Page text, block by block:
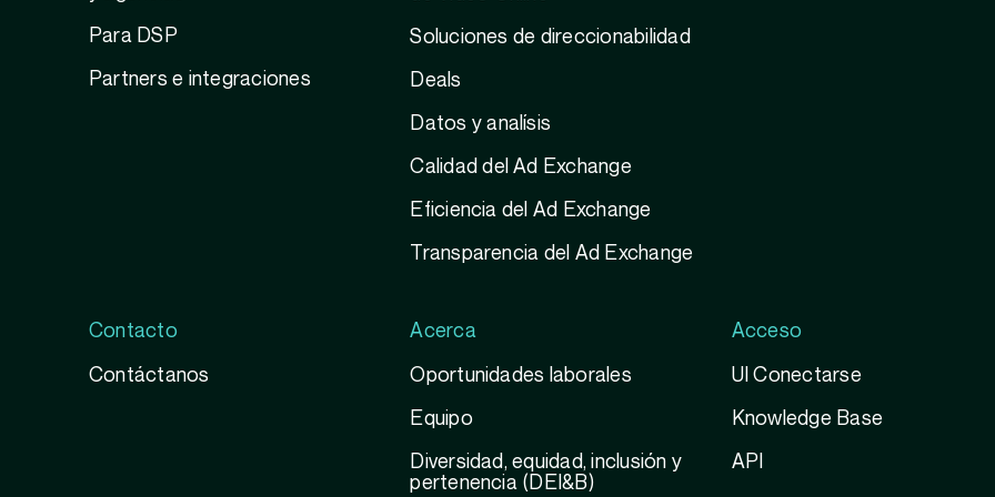
Para DSP
Partners e integraciones
Soluciones de direccionabilidad
Deals
Datos y analísis
Calidad del Ad Exchange
Eficiencia del Ad Exchange
Transparencia del Ad Exchange
Contacto
Contáctanos
Acerca
Oportunidades laborales
Equipo
Diversidad, equidad, inclusión y
pertenencia (DEI&B)
Acceso
UI Conectarse
Knowledge Base
API